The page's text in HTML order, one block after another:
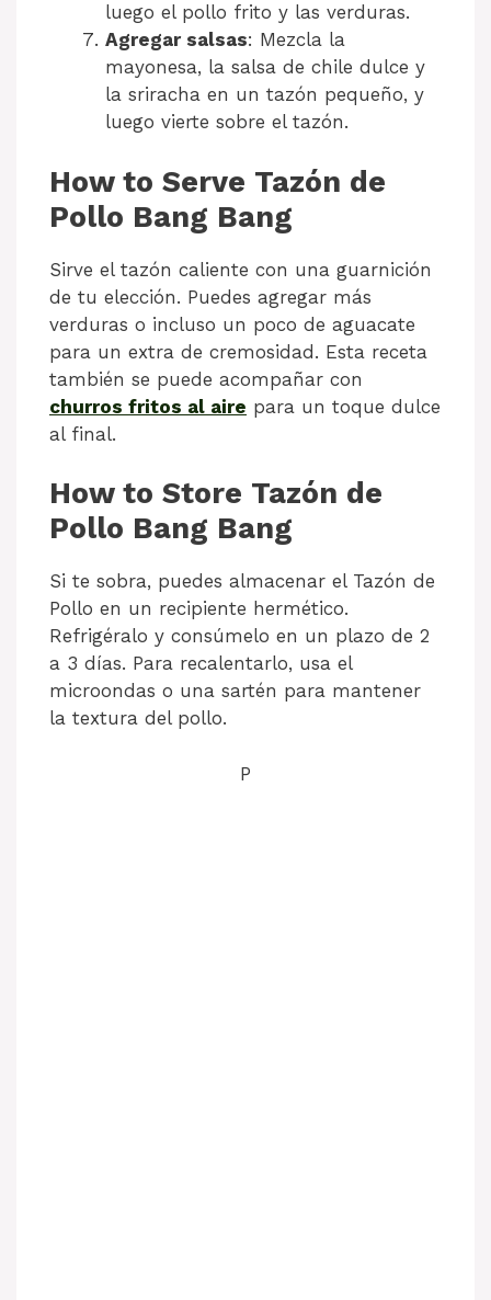
luego el pollo frito y las verduras.
Agregar salsas: Mezcla la
mayonesa, la salsa de chile dulce y
la sriracha en un tazón pequeño, y
luego vierte sobre el tazón.
How to Serve Tazón de
Pollo Bang Bang
Sirve el tazón caliente con una guarnición
de tu elección. Puedes agregar más
verduras o incluso un poco de aguacate
para un extra de cremosidad. Esta receta
también se puede acompañar con
churros fritos al aire para un toque dulce
al final.
How to Store Tazón de
Pollo Bang Bang
Si te sobra, puedes almacenar el Tazón de
Pollo en un recipiente hermético.
Refrigéralo y consúmelo en un plazo de 2
a 3 días. Para recalentarlo, usa el
microondas o una sartén para mantener
la textura del pollo.
P